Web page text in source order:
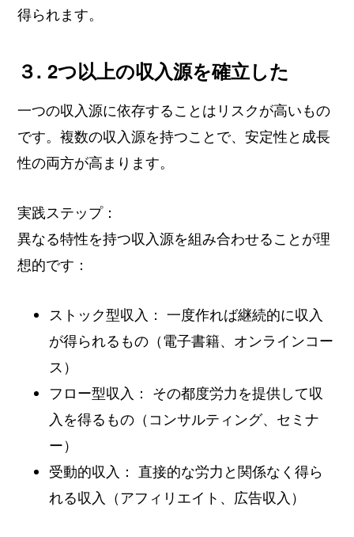
得られます。
３. 2つ以上の収入源を確立した
一つの収入源に依存することはリスクが高いもの
です。複数の収入源を持つことで、安定性と成長
性の両方が高まります。
実践ステップ：
異なる特性を持つ収入源を組み合わせることが理
想的です：
ストック型収入： 一度作れば継続的に収入
が得られるもの（電子書籍、オンラインコー
ス）
フロー型収入： その都度労力を提供して収
入を得るもの（コンサルティング、セミナ
ー）
受動的収入： 直接的な労力と関係なく得ら
れる収入（アフィリエイト、広告収入）